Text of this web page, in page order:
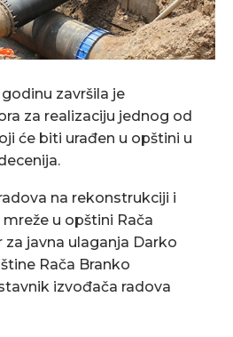
završila je
za realizaciju jednog od
će biti urađen u opštini u
na rekonstrukciji i
u opštini Rača
javna ulaganja Darko
Rača Branko
izvođača radova